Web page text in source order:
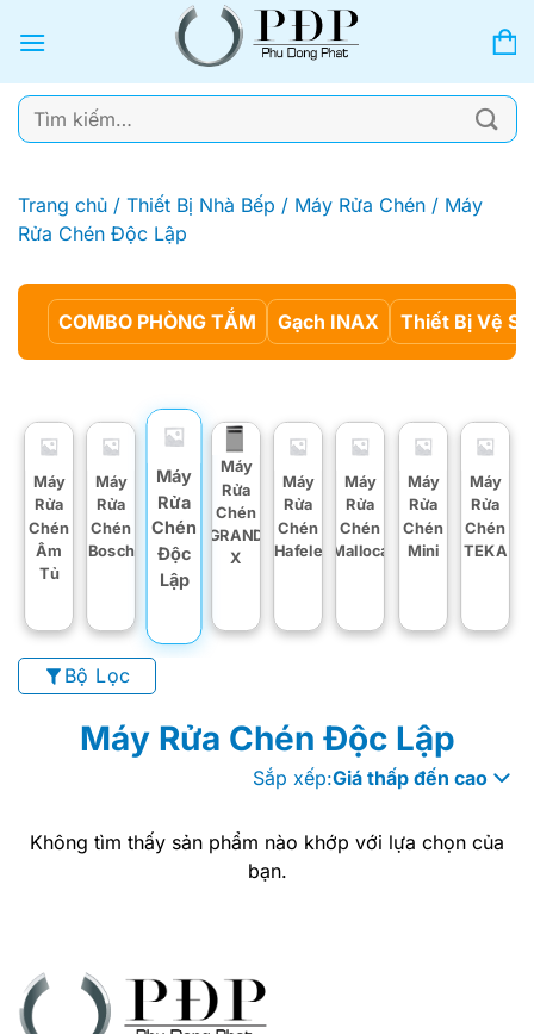
qua
dung
Tìm
kiếm:
Trang chủ / Thiết Bị Nhà Bếp / Máy Rửa Chén / Máy
Rửa Chén Độc Lập
COMBO PHÒNG TẮM Gạch INAX Thiết Bị Vệ
Máy
Rửa
Chén
Âm
Tủ
Máy
Rửa
Chén
Bosch
Máy
Rửa
Chén
Độc
Lập
Máy
Rửa
Chén
GRAND
X
Máy
Rửa
Chén
Hafele
Máy
Rửa
Chén
Malloca
Máy
Rửa
Chén
Mini
Máy
Rửa
Chén
TEKA
Bộ Lọc
Máy Rửa Chén Độc Lập
Sắp xếp:Giá thấp đến cao
Không tìm thấy sản phẩm nào khớp với lựa chọn của
bạn.